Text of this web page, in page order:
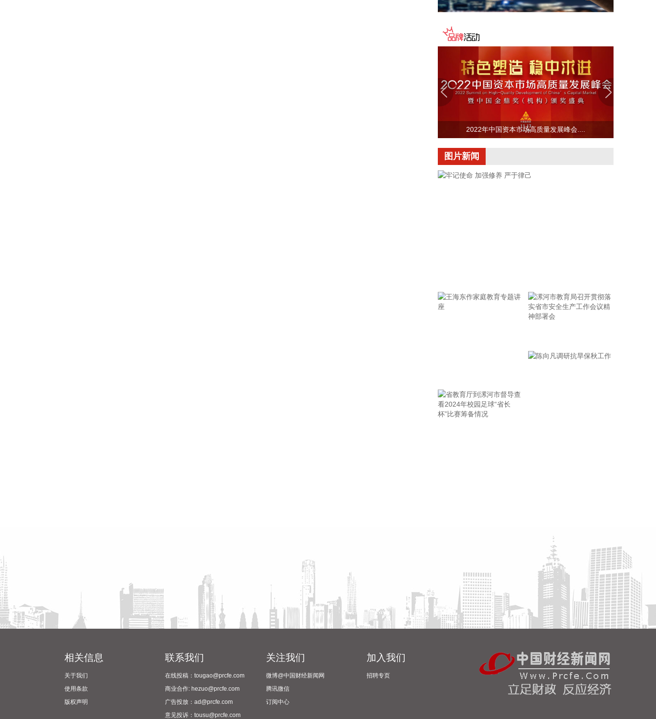
纳斯达克100指数转涨，标普500指数涨0.2%。美光
幅后涨近2%。其他存储股也大幅收窄跌幅。
2026-08-06 22:20:19
据上海市国资委消息，8月6日，上海市国资委党委书
记、主任周小全接待上海清算所党委书记、董事长马
贱阳一行，双方围绕自贸离岸债等新型金融工具运
用、套期保值等风险管理领域的合作开展深入交流。
双方表示，将深入贯彻落实十二届市委九次全会精
神，以协同机制为纽带，持续推动金融基础设施资源
与市属国资产业布局深度联动，立足服务实体经济、
2026-08-06 22:16:16
映翰通(688080)8月6日公告，公司控股股东、实控人
报预警，做到“早报、快报、多报”，多部门加密精细
化预报，健全预警叫应机制，全面覆盖重点群体；要
有序启动响应，科学把握“时、度、效”，全面激
洞、无死角、无盲区”，全覆盖排查管控各类安全隐
设施与薄弱海塘；要提前组织人员转移，做到“不漏一
户、不落一人”，按时分段完成各类风险区域人员转
移；要强化应急准备，做到力量下沉、保障下倾，前
依顿电子(603328)8月6日公告，拟向包括公司控股股
东九洲集团在内的不超过35名特定投资者，发行股票
募资不超过20亿元，用于高端印制电路板智能制造项
目及补充流动资金。其中，九洲集团拟以现金方式认
购此次发行股份金额不低于5亿元（含）且不高于10
亿元（含）。
2026-08-06 21:45:44
0.07%，道指涨0.19%，纳指跌0.34%。存储股多数
走低，闪迪跌超12%，西部数据跌超19%。
2022年中国资本市场高质量发展峰会....
图片新闻
座
实省市安全生产工作会议
相关信息
关于我们
使用条款
版权声明
联系我们
在线投稿：tougao@prcfe.com
商业合作: hezuo@prcfe.com
广告投放：ad@prcfe.com
意见投诉：tousu@prcfe.com
关注我们
微博@中国财经新闻网
腾讯微信
订阅中心
加入我们
招聘专页